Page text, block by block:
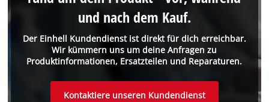
Der Einhell Kundendienst ist direkt für dich erreichbar.
Wir kümmern uns um deine Anfragen zu
Produktinformationen, Ersatzteilen und Reparaturen.
und nach dem Kauf.
Kontaktiere unseren Kundendienst